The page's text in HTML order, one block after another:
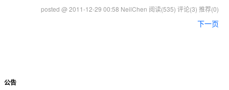
posted @ 2011-12-29 00:58 NeilChen 阅读(535) 评论(3) 推荐(0)
下一页
公告